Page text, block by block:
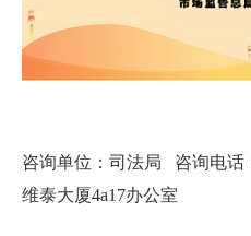
咨询单位：司法局 咨询电话
维泰大厦4a17办公室